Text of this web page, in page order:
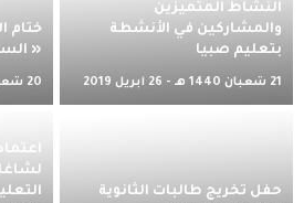
النشاط المتميزين
والمشاركين في الأنشطة
بتعليم صبيا
21 شعبان 1440 هـ - 26 أبريل 2019
ختام
« السادسة
حفل تخريج طالبات الثانوية